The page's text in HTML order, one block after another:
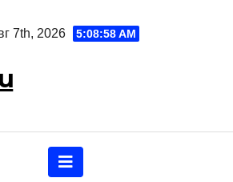
7th, 2026 5:08:59 AM